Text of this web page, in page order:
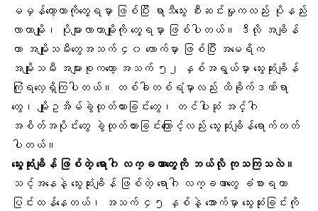
မမှန်တော့တာကိုတွေ့ရမှာ ဖြစ်ပြီး ရာသီသွေး စီးဆင်းမှုကလည်း ပိုနည်း
လာတာမျိုး၊ ပိုများလာတာမျိုးကို တွေ့ရမှာ ဖြစ်ပါတယ်။ ဒီလို အချိန်
ဟာ အမျိုးသမီးတွေအသက် ၄၀ လောက်မှာ ဖြစ်ပြီး အမေရိက
အမျိုးသမီး အများစုကတော့ အသက် ၅၂ နှစ်အရွယ်မှာ သွေးဆုံးချိန်
ကြုံရလေ့ရှိကြပါတယ်။ တစ်ခါတစ်ရံမှာလည်း ထိခိုက်ဒဏ်ရာ
တွေ၊ မျိုးဥအိမ်ခွဲထုတ်ထားခြင်းတွေ၊ တင်ပါးဆုံ အင်္ဂါ
အစိတ်အပိုင်းတွေ ခွဲထုတ်ထားခြင်းကြောင့်လည်း သွေးဆုံးချိန်ရောက်တတ်
ပါတယ်။
သွေးဆုံးချိန် ဖြစ်တဲ့ ရောဂါ လက္ခဏာတွေကို ဘယ်လို ကုသကြသလဲ။
သင့်အနေနဲ့ သွေးဆုံးချိန် ဖြစ်တဲ့ ရောဂါ လက္ခဏာတွေ ခံစားရတာ
ပြင်းထန်နေတယ်၊ အသက် ၄၅ နှစ်နဲ့ အောက်မှာ သွေးဆုံးခြင်းကို